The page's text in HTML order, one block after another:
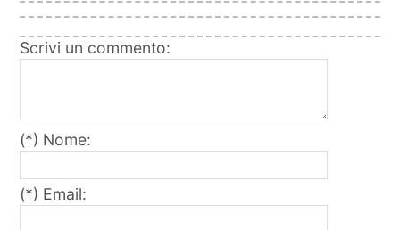
Scrivi un commento:
(*) Nome:
(*) Email: